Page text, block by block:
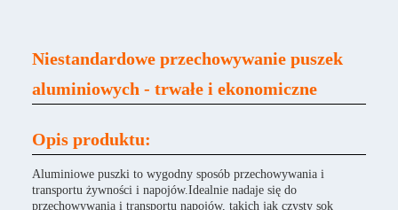
Niestandardowe przechowywanie puszek
aluminiowych - trwałe i ekonomiczne
Opis produktu:
Aluminiowe puszki to wygodny sposób przechowywania i
transportu żywności i napojów.Idealnie nadaje się do
przechowywania i transportu napojów, takich jak czysty sok